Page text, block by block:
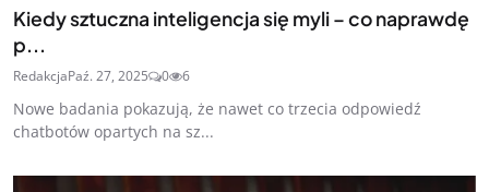
Kiedy sztuczna inteligencja się myli – co naprawdę
p...
RedakcjaPaź. 27, 2025 0 6
Nowe badania pokazują, że nawet co trzecia odpowiedź
chatbotów opartych na sz...